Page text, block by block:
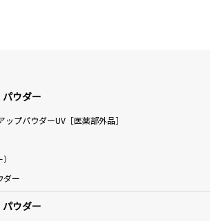
ウダー
プパウダーUV［医薬部外品］
ダー
ウダー